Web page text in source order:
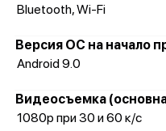
Bluetooth, Wi-Fi
Версия ОС на начало
Android 9.0
Видеосъемка
1080p при 30 и 60 к/с